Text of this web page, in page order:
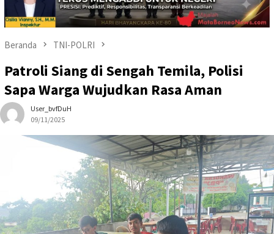
Beranda TNI-POLRI
Patroli Siang di Sengah Temila, Polisi
Sapa Warga Wujudkan Rasa Aman
User_bvfDuH
09/11/2025